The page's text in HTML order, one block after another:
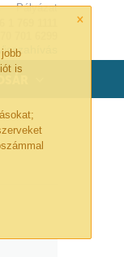
×
is
Pályázat